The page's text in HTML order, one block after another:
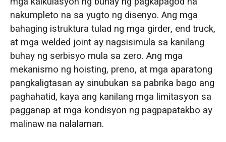
nakumpleto na sa yugto ng disenyo. Ang mga
bahaging istruktura tulad ng mga girder, end truck,
at mga welded joint ay nagsisimula sa kanilang
buhay ng serbisyo mula sa zero. Ang mga
mekanismo ng hoisting, preno, at mga aparatong
pangkaligtasan ay sinubukan sa pabrika bago ang
paghahatid, kaya ang kanilang mga limitasyon sa
pagganap at mga kondisyon ng pagpapatakbo ay
malinaw na nalalaman.